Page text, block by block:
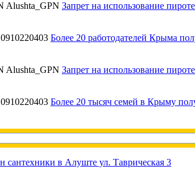
Alushta_GPN Запрет на использование
0910220403 Более 20 работодателей Крыма
Alushta_GPN Запрет на использование
0910220403 Более 20 тысяч семей в Крыму